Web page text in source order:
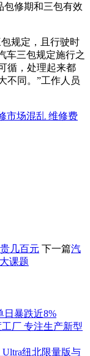
包修期和三包有效
规定，且行驶时
车三包规定施行之
循，处理起来都
不同。”工作人员
市场混乱 维修费
几百元 下一篇汽
课题
日暴跌近8%
厂 专注生产新型
纽北限量版与